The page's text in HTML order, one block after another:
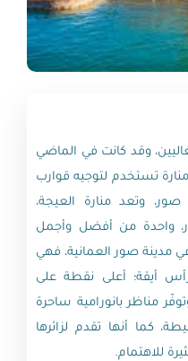
وقد كانت في الماضي
تستخدم لتوجيه قوارب
صور، وتعد منارة العيجة،
واحدة من أفضل وأجمل
مدينة صور العمانية، فهي
أيقة؛ أعلى نقطة على
مناظر بانورامية ساحرة
كما أنها تقدم لزائرها
للاهتمام.